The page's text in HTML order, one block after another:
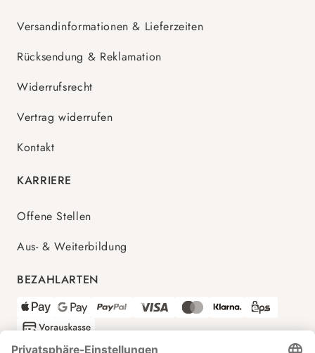
Versandinformationen & Lieferzeiten
Rücksendung & Reklamation
Widerrufsrecht
Vertrag widerrufen
Kontakt
KARRIERE
Offene Stellen
Aus- & Weiterbildung
BEZAHLARTEN
VERSANDPARTNER